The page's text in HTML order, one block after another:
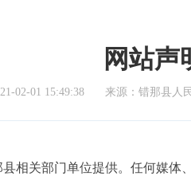
网站声
02-01 15:49:38 来源：错那县人
相关部门单位提供。任何媒